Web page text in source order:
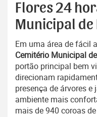
Flores 24
Municipal de
Em uma área de fácil
Cemitério Municipal
portão principal bem
direcionam
presença de árvores
ambiente mais
mais de 940 coroas